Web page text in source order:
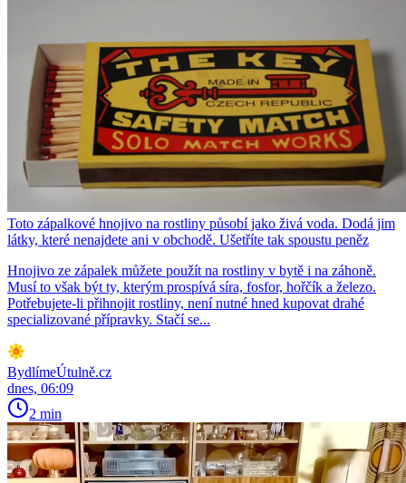
Toto zápalkové hnojivo na rostliny působí jako živá voda. Dodá jim
látky, které nenajdete ani v obchodě. Ušetříte tak spoustu peněz
Hnojivo ze zápalek můžete použít na rostliny v bytě i na záhoně.
Musí to však být ty, kterým prospívá síra, fosfor, hořčík a železo.
Potřebujete-li přihnojit rostliny, není nutné hned kupovat drahé
specializované přípravky. Stačí se...
BydlímeÚtulně.cz
dnes, 06:09
2 min